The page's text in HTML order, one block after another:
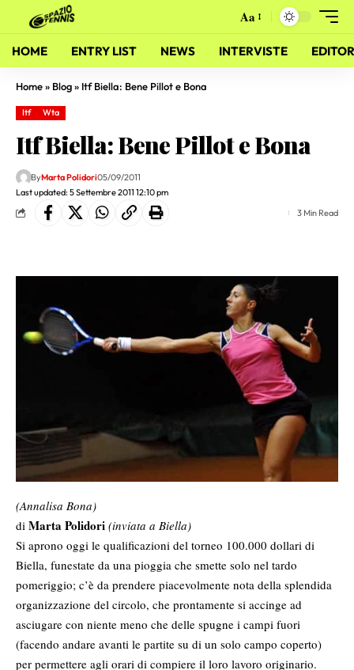
Aa
HOME ENTRY LIST NEWS INTERVISTE
Home» Blog» Itf Biella: Bene Pillot e Bona
Itf Wta
Itf Biella: Bene Pillot e Bona
Last updated: 5 Settembre 2011 12:10 pm
ByMarta Polidori05/09/2011
3 Min Read
(Annalisa Bona)
di Marta Polidori (inviata a Biella)
Si aprono oggi le qualificazioni del torneo 100.000 dollari di
Biella, funestate da una pioggia che smette solo nel tardo
pomeriggio; c’è da prendere piacevolmente nota della splendida
organizzazione del circolo, che prontamente si accinge ad
asciugare con niente meno che delle spugne i campi fuori
(facendo andare avanti le partite su di un solo campo coperto)
per permettere agli orari di compiere il loro lavoro originario.